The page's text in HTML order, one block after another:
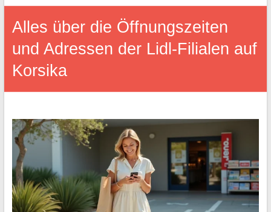
Alles über die Öffnungszeiten
und Adressen der Lidl-Filialen auf
Korsika